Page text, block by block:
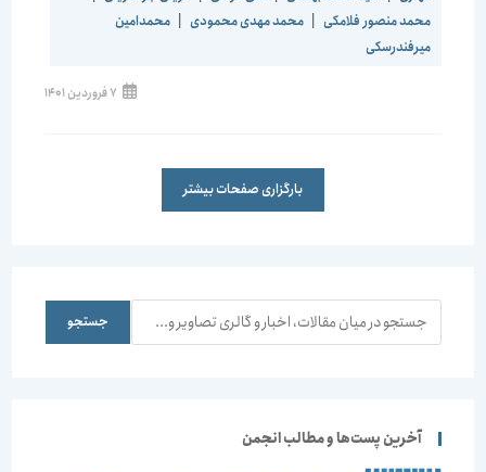
محمد منصور فلامکی | محمد مهدی محمودی |
محمدامین
میرفندرسکی
7 فروردین 1401
بارگزاری صفحات بیشتر
جستجو
آخرین پست‌ها و مطالب انجمن